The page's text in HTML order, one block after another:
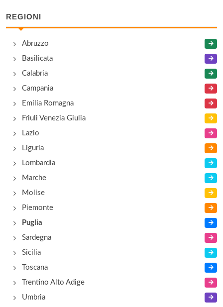
Modi e Moda
via Napoli 364 B/1, Bari
REGIONI
Abruzzo
Basilicata
Calabria
Campania
Emilia Romagna
Friuli Venezia Giulia
Lazio
Liguria
Lombardia
Marche
Molise
Piemonte
Puglia
Sardegna
Sicilia
Toscana
Trentino Alto Adige
Umbria